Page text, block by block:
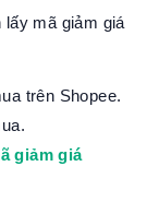
mã giảm giá
trên Shopee.
giảm giá